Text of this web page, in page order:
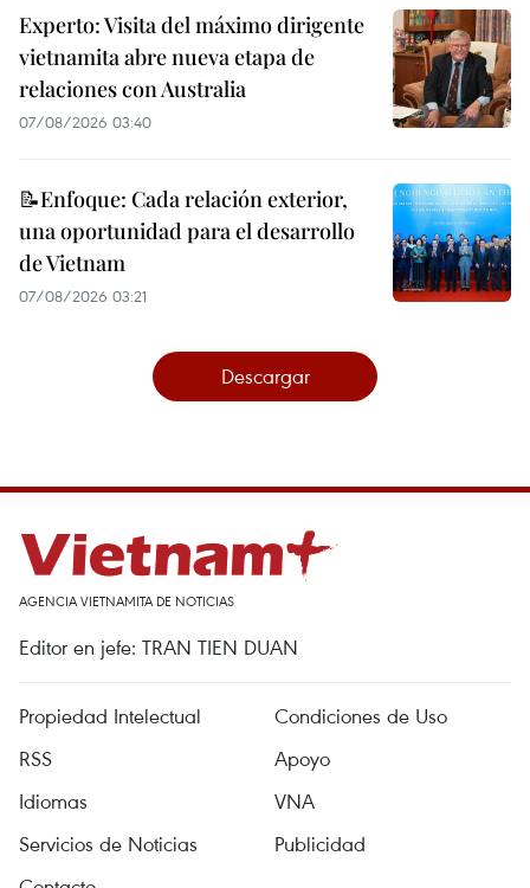
Experto: Visita del máximo dirigente
vietnamita abre nueva etapa de
relaciones con Australia
07/08/2026 03:40
📝Enfoque: Cada relación exterior,
una oportunidad para el desarrollo
de Vietnam
07/08/2026 03:21
Descargar
AGENCIA VIETNAMITA DE NOTICIAS
Editor en jefe: TRAN TIEN DUAN
Propiedad Intelectual
Condiciones de Uso
RSS
Apoyo
Idiomas
VNA
Servicios de Noticias
Publicidad